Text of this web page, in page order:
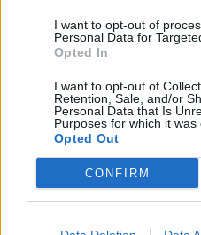
I want to opt-out of
Personal Data for
Opted In
I want to opt-out of
Retention, Sale, and/or
Personal Data that Is
Purposes for which it was
Opted Out
CONFIRM
Dobozból akvárium
Kavicsos szívecske kép
Szívecske füzér
Szíves papírterítő
Égetett cserépszívek
Horgolt hópelyhek ablakra,